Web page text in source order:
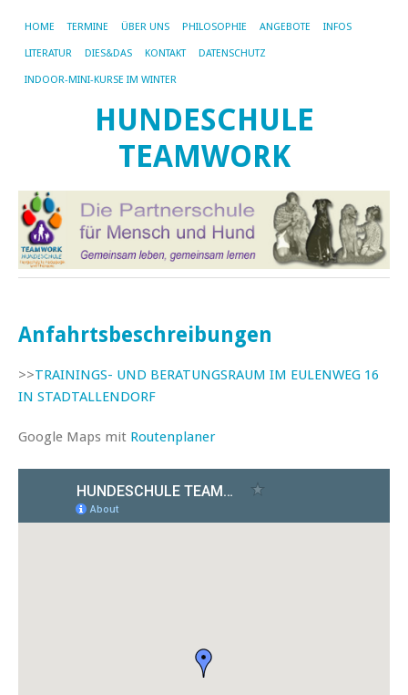
HOME TERMINE ÜBER UNS PHILOSOPHIE ANGEBOTE INFOS
LITERATUR DIES&DAS KONTAKT DATENSCHUTZ
INDOOR-MINI-KURSE IM WINTER
HUNDESCHULE
TEAMWORK
Anfahrtsbeschreibungen
>>TRAININGS- UND BERATUNGSRAUM IM EULENWEG 16
IN STADTALLENDORF
Google Maps mit Routenplaner